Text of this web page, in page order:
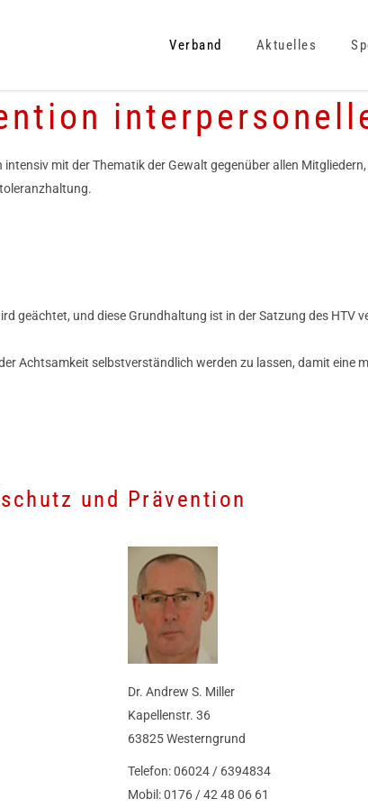
Verband Aktuelles
intensiv mit der Thematik der Gewalt gegenüber allen
geächtet, und diese Grundhaltung ist in der Satzung des HTV
Achtsamkeit selbstverständlich werden zu lassen, damit
und Prävention
Dr. Andrew S. Miller
Kapellenstr. 36
63825 Westerngrund
Telefon: 06024 / 6394834
Mobil: 0176 / 42 48 06 61